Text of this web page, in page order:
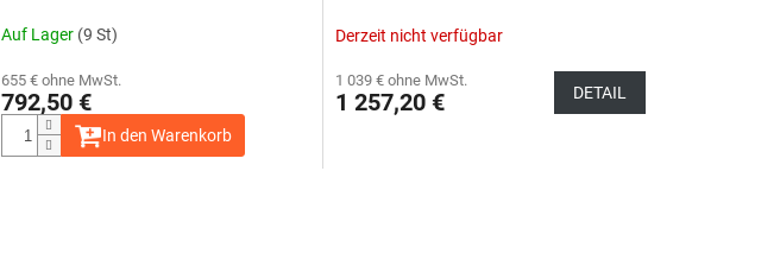
Auf Lager (9 St)
655 € ohne MwSt.
792,50 €
In den Warenkorb
Derzeit nicht verfügbar
1 039 € ohne MwSt.
1 257,20 € DETAIL